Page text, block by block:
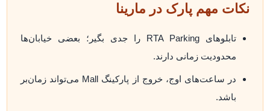
نکات مهم پارک در مارینا
تابلوهای RTA Parking را جدی بگیر؛ بعضی خیابان‌ها
محدودیت زمانی دارند.
در ساعت‌های اوج، خروج از پارکینگ Mall می‌تواند زمان‌بر
باشد.